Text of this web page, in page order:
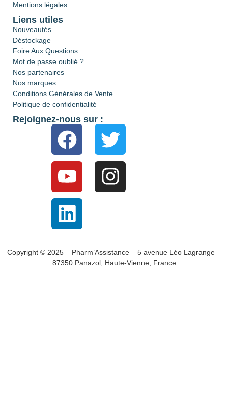
Mentions légales
Liens utiles
Nouveautés
Déstockage
Foire Aux Questions
Mot de passe oublié ?
Nos partenaires
Nos marques
Conditions Générales de Vente
Politique de confidentialité
Rejoignez-nous sur :
Copyright © 2025 – Pharm’Assistance – 5 avenue Léo Lagrange –
87350 Panazol, Haute-Vienne, France